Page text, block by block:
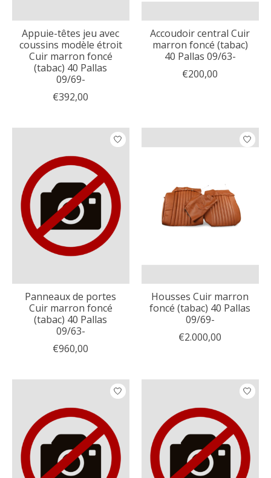
Appuie-têtes jeu avec
coussins modèle étroit
Cuir marron foncé
(tabac) 40 Pallas
09/69-
€392,00
Accoudoir central Cuir
marron foncé (tabac)
40 Pallas 09/63-
€200,00
Panneaux de portes
Cuir marron foncé
(tabac) 40 Pallas
09/63-
€960,00
Housses Cuir marron
foncé (tabac) 40 Pallas
09/69-
€2.000,00